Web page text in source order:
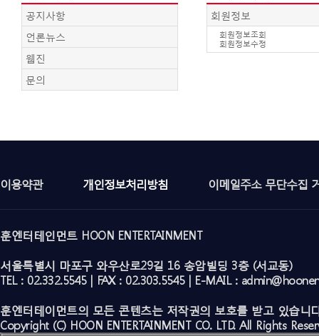
공지사항
언론뉴스
웹진
문의
회원정보
회원정보조회
회원정보수정
이용약관 개인정보처리방침 이메일주소 무단수집
훈엔터테인먼트 HOON ENTERTAINMENT
서울특별시 마포구 와우산로29길 16 송암빌딩 3층 (서교동)
TEL : 02.332.5545 | FAX : 02.303.5545 | E-MAIL :
훈엔터테이먼트의 모든 콘텐츠는 저작권의 보호를 받고 있습니
Copyright (C) HOON ENTERTAINMENT CO. LTD. All Rights